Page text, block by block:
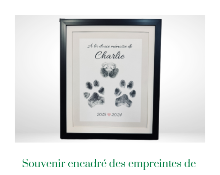
Souvenir encadré des empreintes de